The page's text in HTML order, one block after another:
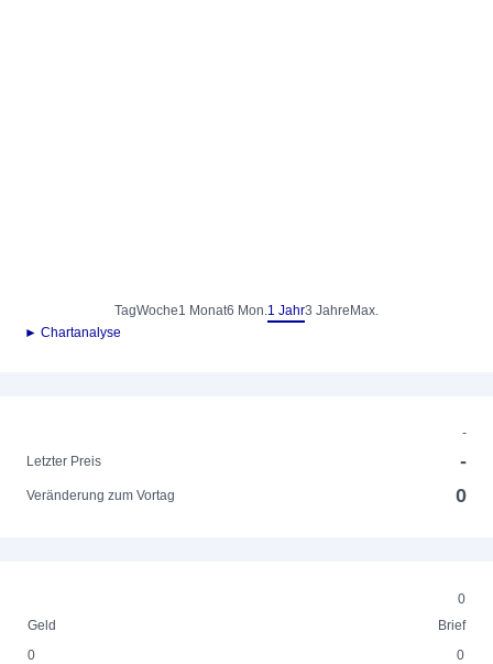
TagWoche1 Monat6 Mon.1 Jahr3 Jahre Max.
► Chartanalyse
-
Letzter Preis
-
Veränderung zum Vortag 0
0
Geld
Brief
0
0